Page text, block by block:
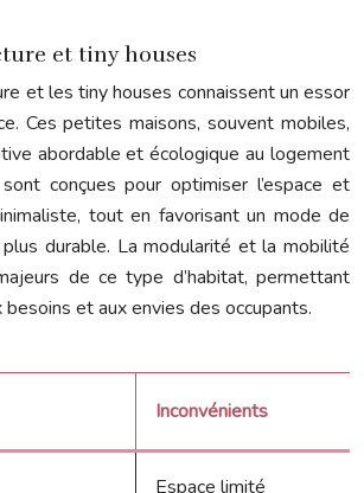
et tiny houses
et les tiny houses connaissent un essor
Ces petites maisons, souvent mobiles,
abordable et écologique au logement
conçues pour optimiser l’espace et
tout en favorisant un mode de
durable. La modularité et la mobilité
de ce type d’habitat, permettant
et aux envies des occupants.
Inconvénients
Espace limité